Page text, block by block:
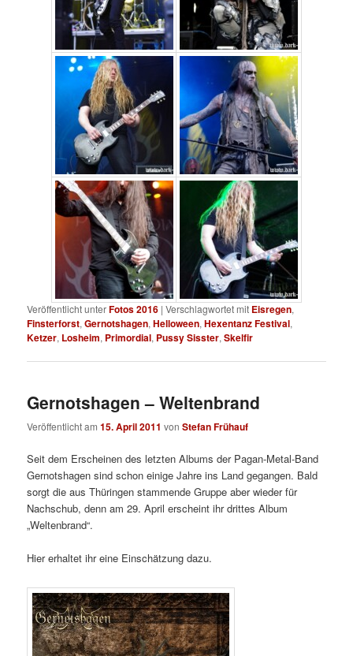
Veröffentlicht unterFotos 2016 |Verschlagwortet mit Eisregen,
Finsterforst,Gernotshagen,Helloween,Hexentanz Festival,
Ketzer, Losheim, Primordial, Pussy Sisster,Skelfir
Gernotshagen – Weltenbrand
Veröffentlicht am15. April 2011 vonStefan Frühauf
Seit dem Erscheinen des letzten Albums der Pagan-Metal-Band
Gernotshagen sind schon einige Jahre ins Land gegangen. Bald
sorgt die aus Thüringen stammende Gruppe aber wieder für
Nachschub, denn am 29. April erscheint ihr drittes Album
„Weltenbrand“.
Hier erhaltet ihr eine Einschätzung dazu.